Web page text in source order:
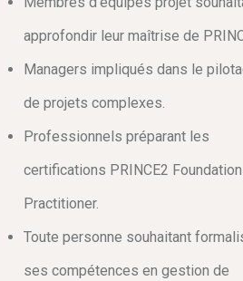
vous améliorerez la collaboration
conçu pour vous mettre en situation
pourrez appliquer immédiatement
approfondir leur maîtrise de
Managers impliqués dans le
de projets complexes.
Professionnels préparant les
certifications PRINCE2
Practitioner.
Toute personne souhaitant
ses compétences en gestion de